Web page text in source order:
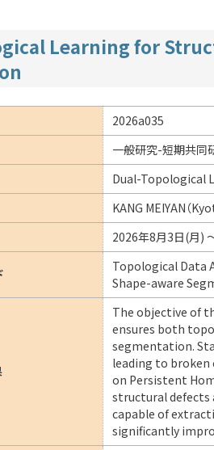
Learning for
2026a035
一般研究-短期共同
Dual-Topological
KANG MEIYAN（
2026年8月3日(月)
Topological Data
Shape-aware
The objective of
ensures both
segmentation.
leading to broken
on Persistent
structural defects
capable of
significantly